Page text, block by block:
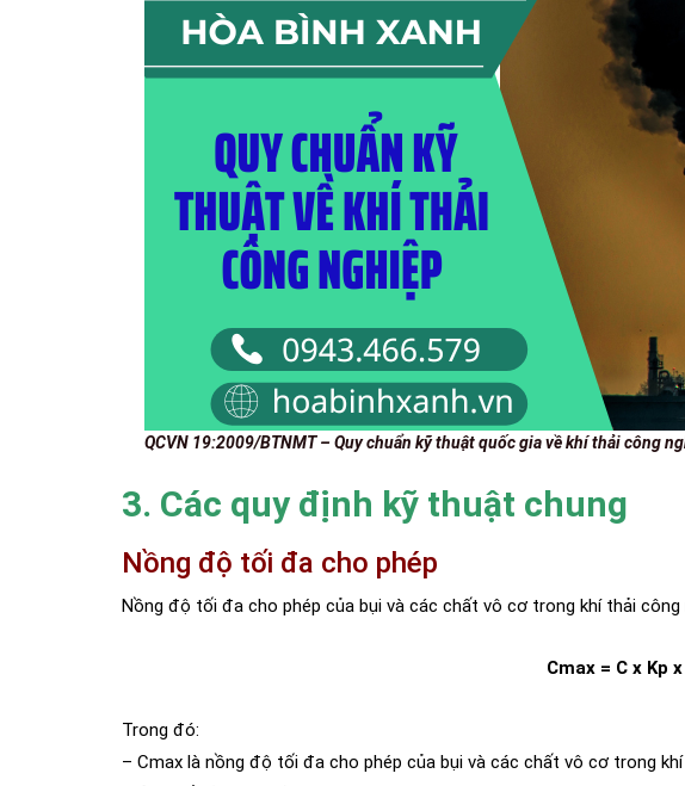
QCVN 19:2009/BTNMT – Quy chuẩn kỹ thuật quốc gia về khí thải công
3. Các quy định kỹ thuật chung
Nồng độ tối đa cho phép
Nồng độ tối đa cho phép của bụi và các chất vô cơ trong khí thải
Cmax = C x Kp
Trong đó:
– Cmax là nồng độ tối đa cho phép của bụi và các chất vô cơ trong